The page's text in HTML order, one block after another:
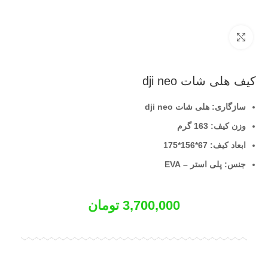
کیف هلی شات dji neo
سازگاری: هلی شات dji neo
وزن کیف: 163 گرم
ابعاد کیف: 67*156*175
جنس: پلی استر – EVA
3,700,000 تومان